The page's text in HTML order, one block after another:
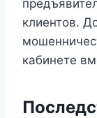
клиентов.
кабинете